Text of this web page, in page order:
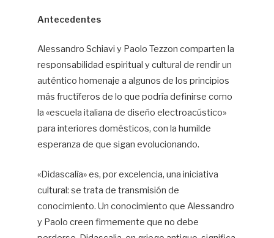
Antecedentes
Alessandro Schiavi y Paolo Tezzon comparten la
responsabilidad espiritual y cultural de rendir un
auténtico homenaje a algunos de los principios
más fructíferos de lo que podría definirse como
la «escuela italiana de diseño electroacústico»
para interiores domésticos, con la humilde
esperanza de que sigan evolucionando.
«Didascalìa» es, por excelencia, una iniciativa
cultural: se trata de transmisión de
conocimiento. Un conocimiento que Alessandro
y Paolo creen firmemente que no debe